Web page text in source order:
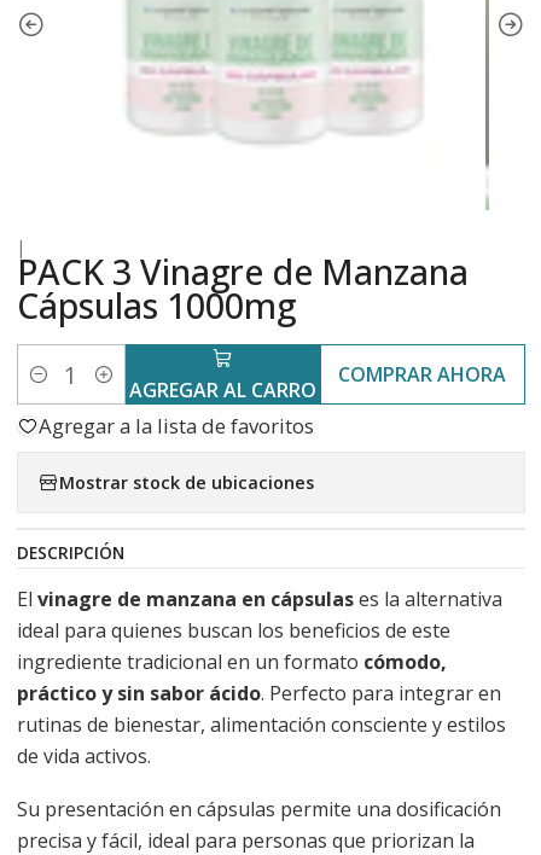
|
PACK 3 Vinagre de Manzana
Cápsulas 1000mg
Cantidad AGREGAR AL CARRO
COMPRAR AHORA
Agregar a la lista de favoritos
Mostrar stock de ubicaciones
DESCRIPCIÓN
El vinagre de manzana en cápsulases la alternativa
ideal para quienes buscan los beneficios de este
ingrediente tradicional en un formato cómodo,
práctico y sin sabor ácido. Perfecto para integrar en
rutinas de bienestar, alimentación consciente y estilos
de vida activos.
Su presentación en cápsulas permite una dosificación
precisa y fácil, ideal para personas que priorizan la